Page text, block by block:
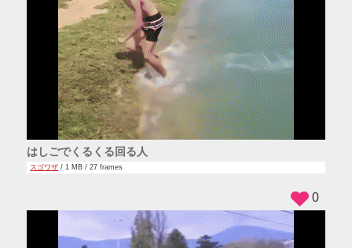
はしごでくるくる回る人
スゴワザ / 1 MB / 27 frames
0